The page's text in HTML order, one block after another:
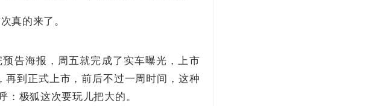
真的来了。
告海报，周五就完成了实车曝光，上市
到正式上市，前后不过一周时间，这种
极狐这次要玩儿把大的。